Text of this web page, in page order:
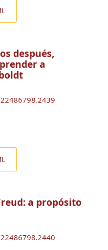
después,
a
a propósito